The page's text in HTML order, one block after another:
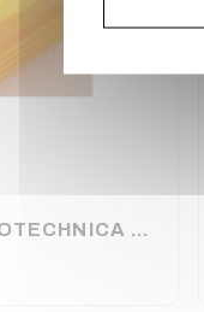
DIAMANT AUDIOTECHNICA ATN3721 5188